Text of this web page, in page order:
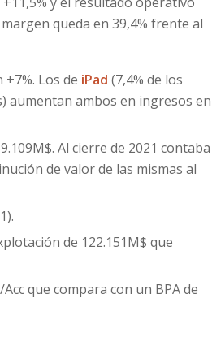
queda en 39,4% frente al
Los de iPad (7,4% de los
aumentan ambos en ingresos en
Al cierre de 2021 contaba
de valor de las mismas al
de 122.151M$ que
que compara con un BPA de